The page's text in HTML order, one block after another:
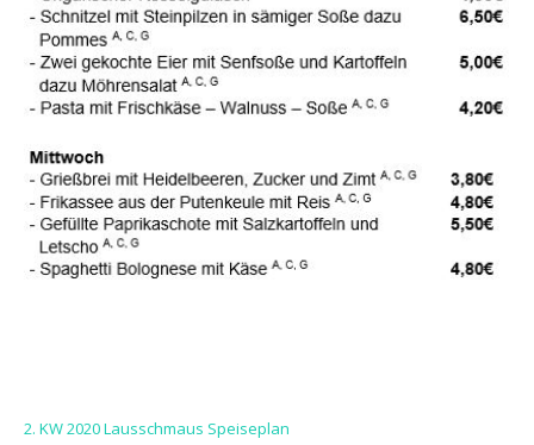
2. KW 2020 Lausschmaus Speiseplan